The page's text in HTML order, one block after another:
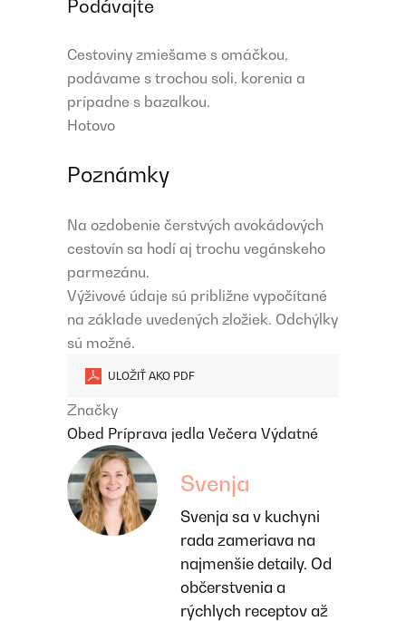
Podávajte
Cestoviny zmiešame s omáčkou,
podávame s trochou soli, korenia a
prípadne s bazalkou.
Hotovo
Poznámky
Na ozdobenie čerstvých avokádových
cestovín sa hodí aj trochu vegánskeho
parmezánu.
Výživové údaje sú približne vypočítané
na základe uvedených zložiek. Odchýlky
sú možné.
ULOŽIŤ AKO PDF
Značky
Obed Príprava jedla Večera Výdatné
Svenja
Svenja sa v kuchyni
rada zameriava na
najmenšie detaily. Od
občerstvenia a
rýchlych receptov až